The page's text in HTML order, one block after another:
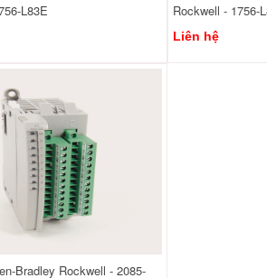
L83E
Rockwell - 1756-
Liên hệ
Bradley Rockwell - 2085-